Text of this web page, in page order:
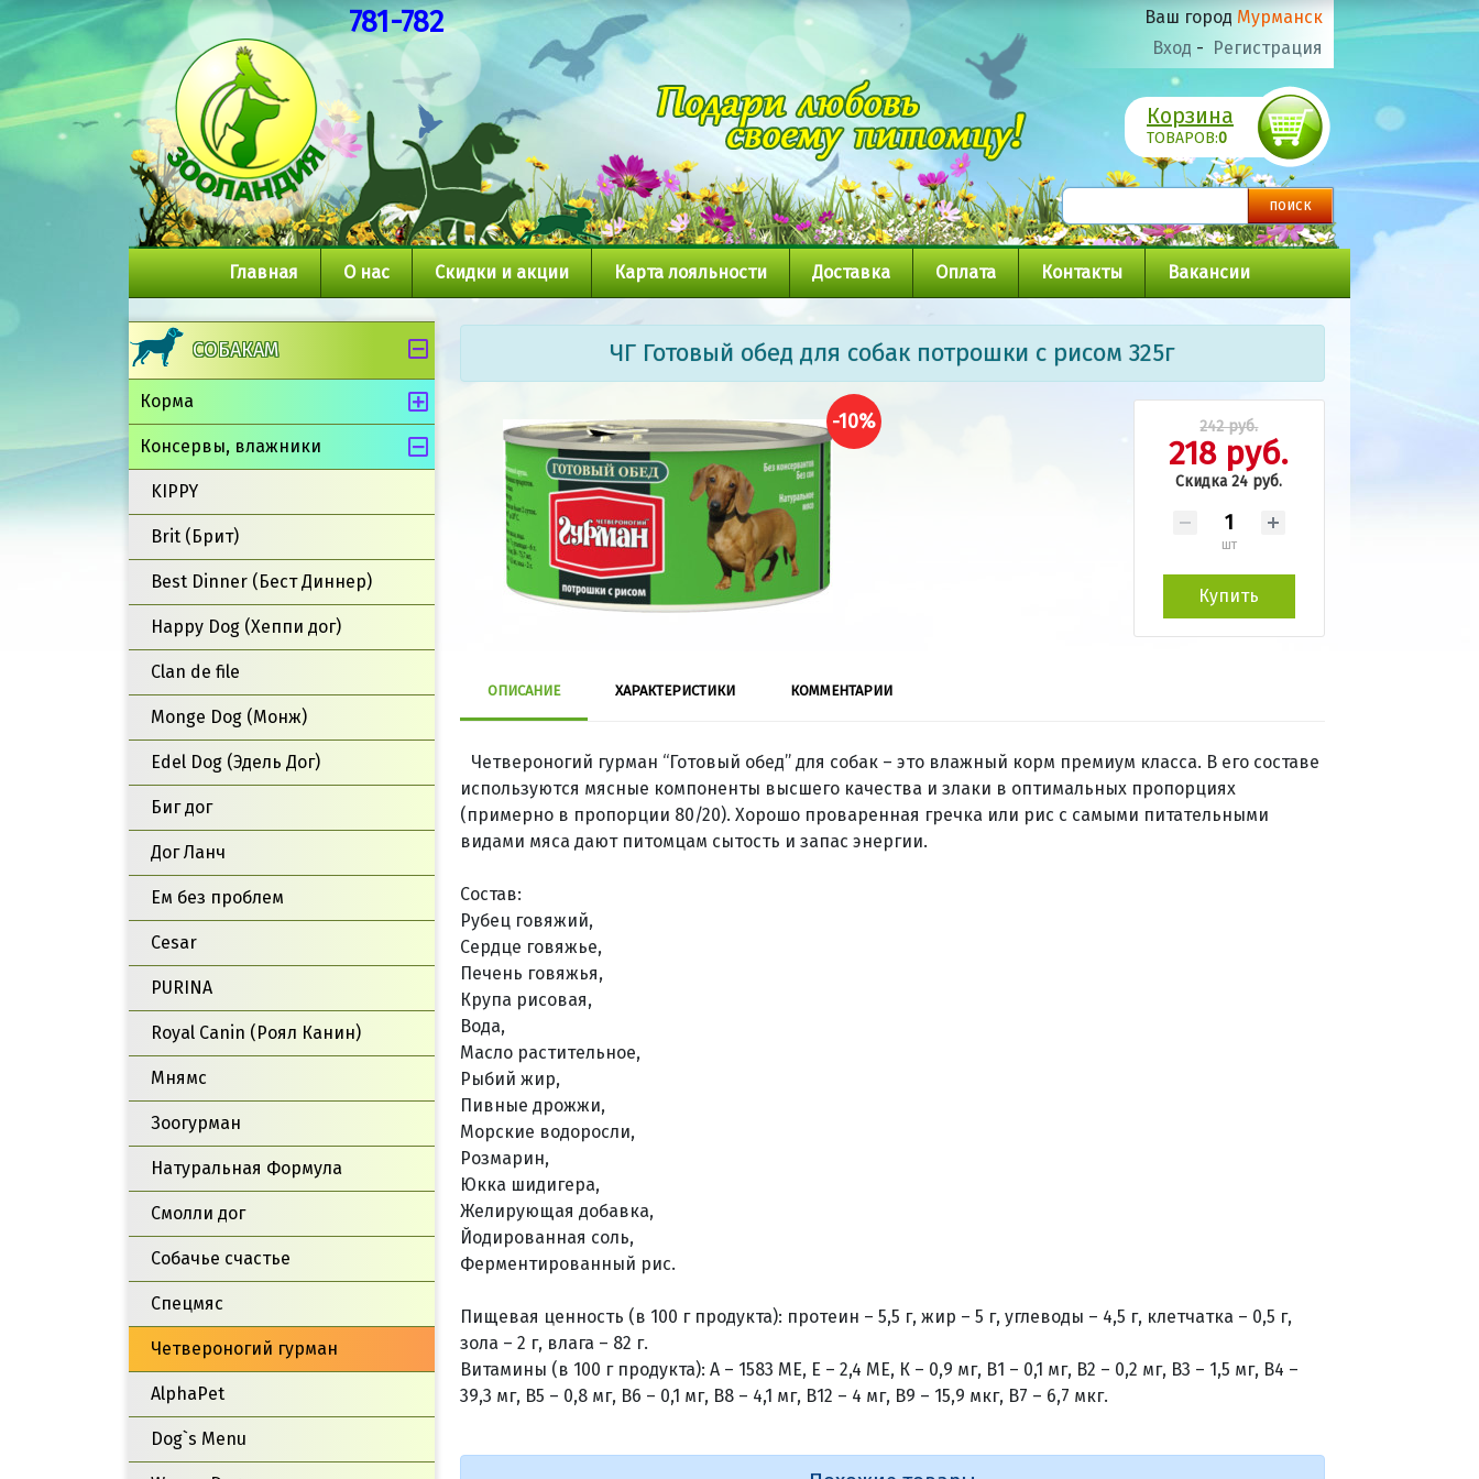
781-782 Ваш город Мурманск
Вход - Регистрация
Корзина
ТОВАРОВ:0
Главная О нас Скидки и акции Карта лояльности Доставка Оплата Контакты Вакансии
СОБАКАМ
Корма
Консервы, влажники
KIPPY
Brit (Брит)
Best Dinner (Бест Диннер)
Happy Dog (Хеппи дог)
Clan de file
Monge Dog (Монж)
Edel Dog (Эдель Дог)
Биг дог
Дог Ланч
Ем без проблем
Cesar
PURINA
Royal Canin (Роял Канин)
Мнямс
Зоогурман
Натуральная Формула
Смолли дог
Собачье счастье
Спецмяс
Четвероногий гурман
AlphaPet
Dog`s Menu
ЧГ Готовый обед для собак потрошки с рисом 325г
-10% 242 руб.
218 руб.
Скидка 24 руб.
шт
Купить
ОПИСАНИЕ ХАРАКТЕРИСТИКИ КОММЕНТАРИИ
Четвероногий гурман “Готовый обед” для собак – это влажный корм премиум класса. В его составе
используются мясные компоненты высшего качества и злаки в оптимальных пропорциях
(примерно в пропорции 80/20). Хорошо проваренная гречка или рис с самыми питательными
видами мяса дают питомцам сытость и запас энергии.
Состав:
Рубец говяжий,
Сердце говяжье,
Печень говяжья,
Крупа рисовая,
Вода,
Масло растительное,
Рыбий жир,
Пивные дрожжи,
Морские водоросли,
Розмарин,
Юкка шидигера,
Желирующая добавка,
Йодированная соль,
Ферментированный рис.
Пищевая ценность (в 100 г продукта): протеин – 5,5 г, жир – 5 г, углеводы – 4,5 г, клетчатка – 0,5 г,
зола – 2 г, влага – 82 г.
Витамины (в 100 г продукта): А – 1583 МЕ, Е – 2,4 МЕ, К – 0,9 мг, В1 – 0,1 мг, В2 – 0,2 мг, В3 – 1,5 мг, В4 –
39,3 мг, В5 – 0,8 мг, В6 – 0,1 мг, В8 – 4,1 мг, В12 – 4 мг, В9 – 15,9 мкг, В7 – 6,7 мкг.